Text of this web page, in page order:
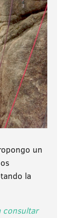
un
la
consultar